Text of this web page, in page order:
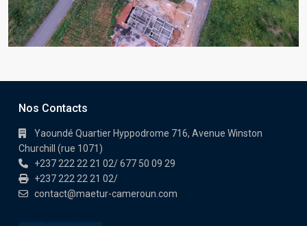
Nos Contacts
Yaoundé Quartier Hyppodrome 716, Avenue Winston
Churchill (rue 1071)
+237 222 22 21 02/ 677 50 09 29
+237 222 22 21 02/
contact@maetur-cameroun.com